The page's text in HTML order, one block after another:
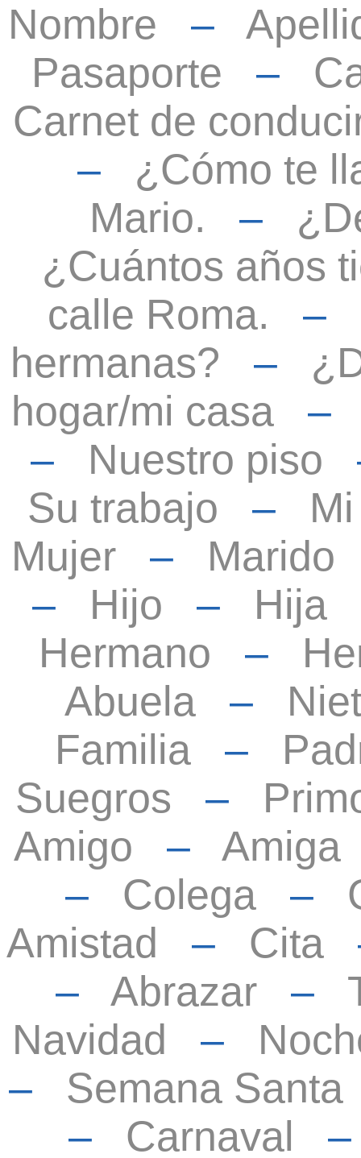
Nombre –
Pasaporte –
Carnet de
– ¿Cómo te
Mario. –
¿Cuántos años
calle Roma. –
hermanas? –
hogar/mi casa
– Nuestro piso
Su trabajo –
Mujer– Marido
– Hijo – Hija
Hermano –
Abuela –
Familia–
Suegros –
Amigo – Amiga
– Colega–
Amistad – Cita
– Abrazar –
Navidad –
– Semana Santa
– Carnaval